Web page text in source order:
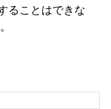
ることはできな